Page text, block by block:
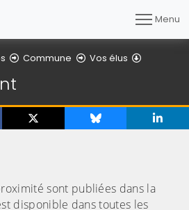
Menu
Commune Vos élus
sont publiées dans la
disponible dans toutes les